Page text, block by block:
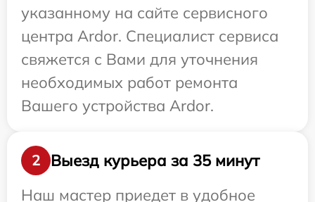
указанному на сайте сервисного
центра Ardor. Специалист сервиса
свяжется с Вами для уточнения
необходимых работ ремонта
Вашего устройства Ardor.
2
Выезд курьера за 35 минут
Наш мастер приедет в удобное